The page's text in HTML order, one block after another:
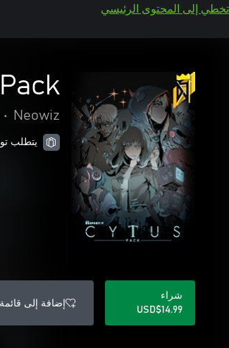
تخطي إلى المحتوى الرئيسي
Neowiz
•
يتطلب
شراء
USD$14.99
إضافة إلى قائمة